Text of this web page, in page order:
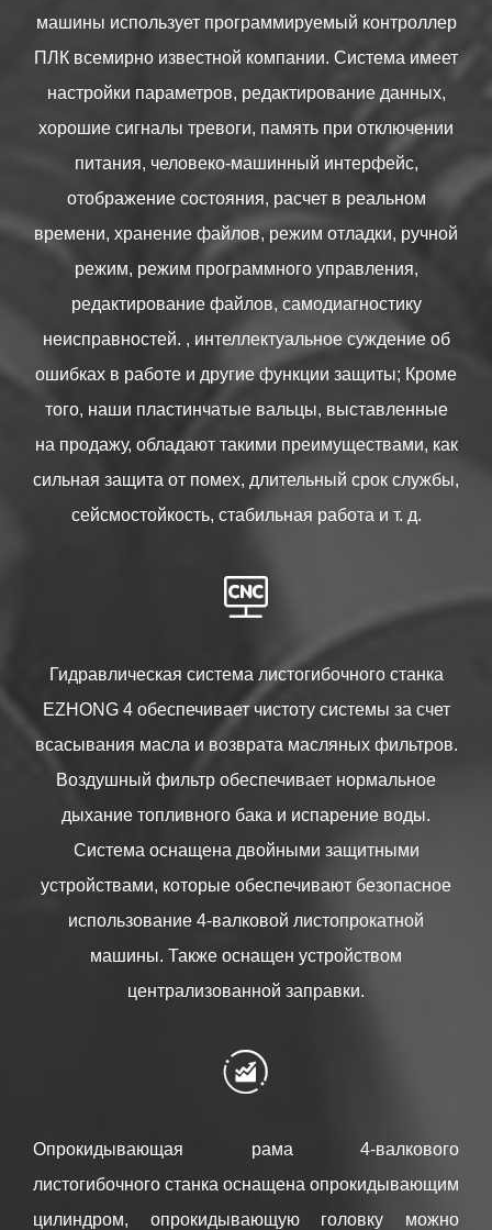
машины использует программируемый контроллер
ПЛК всемирно известной компании. Система имеет
настройки параметров, редактирование данных,
хорошие сигналы тревоги, память при отключении
питания, человеко-машинный интерфейс,
отображение состояния, расчет в реальном
времени, хранение файлов, режим отладки, ручной
режим, режим программного управления,
редактирование файлов, самодиагностику
неисправностей. , интеллектуальное суждение об
ошибках в работе и другие функции защиты; Кроме
того, наши пластинчатые вальцы, выставленные
на продажу, обладают такими преимуществами, как
сильная защита от помех, длительный срок службы,
сейсмостойкость, стабильная работа и т. д.

Гидравлическая система листогибочного станка
EZHONG 4 обеспечивает чистоту системы за счет
всасывания масла и возврата масляных фильтров.
Воздушный фильтр обеспечивает нормальное
дыхание топливного бака и испарение воды.
Система оснащена двойными защитными
устройствами, которые обеспечивают безопасное
использование 4-валковой листопрокатной
машины. Также оснащен устройством
централизованной заправки.

Опрокидывающая рама 4-валкового
листогибочного станка оснащена опрокидывающим
цилиндром, опрокидывающую головку можно